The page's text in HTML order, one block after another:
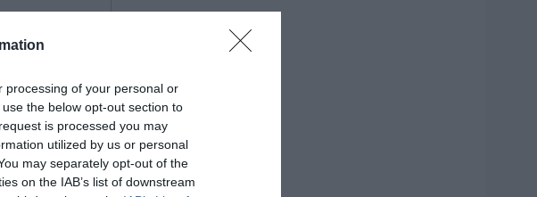
processing of your personal or
the below opt-out section to
is processed you may
utilized by us or personal
may separately opt-out of the
on the IAB’s list of downstream